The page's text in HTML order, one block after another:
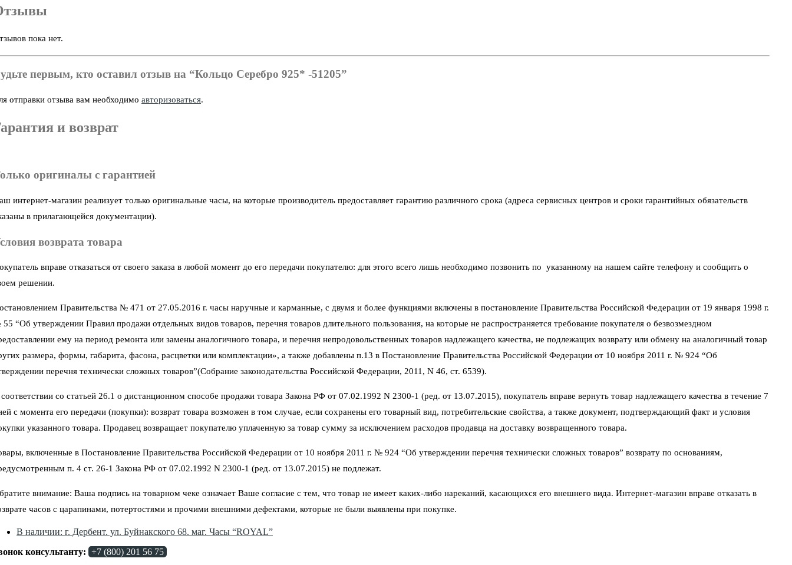
пока нет.
первым, кто оставил отзыв на “Кольцо Серебро 925* -51205”
отправки отзыва вам необходимо авторизоваться.
и возврат
оригиналы с гарантией
интернет-магазин реализует только оригинальные часы, на которые производитель предоставляет гарантию различного срока (адреса сервисных центров и сроки гарантийных обязательств
в прилагающейся документации).
возврата товара
вправе отказаться от своего заказа в любой момент до его передачи покупателю: для этого всего лишь необходимо позвонить по указанному на нашем сайте телефону и сообщить о
решении.
Правительства № 471 от 27.05.2016 г. часы наручные и карманные, с двумя и более функциями включены в постановление Правительства Российской Федерации от 19 января 1998 г.
“Об утверждении Правил продажи отдельных видов товаров, перечня товаров длительного пользования, на которые не распространяется требование покупателя о безвозмездном
ему на период ремонта или замены аналогичного товара, и перечня непродовольственных товаров надлежащего качества, не подлежащих возврату или обмену на аналогичный товар
размера, формы, габарита, фасона, расцветки или комплектации», а также добавлены п.13 в Постановление Правительства Российской Федерации от 10 ноября 2011 г. № 924 “Об
перечня технически сложных товаров”(Собрание законодательства Российской Федерации, 2011, N 46, ст. 6539).
со статьей 26.1 о дистанционном способе продажи товара Закона РФ от 07.02.1992 N 2300-1 (ред. от 13.07.2015), покупатель вправе вернуть товар надлежащего качества в течение 7
с момента его передачи (покупки): возврат товара возможен в том случае, если сохранены его товарный вид, потребительские свойства, а также документ, подтверждающий факт и условия
указанного товара. Продавец возвращает покупателю уплаченную за товар сумму за исключением расходов продавца на доставку возвращенного товара.
включенные в Постановление Правительства Российской Федерации от 10 ноября 2011 г. № 924 “Об утверждении перечня технически сложных товаров” возврату по основаниям,
п. 4 ст. 26-1 Закона РФ от 07.02.1992 N 2300-1 (ред. от 13.07.2015) не подлежат.
внимание: Ваша подпись на товарном чеке означает Ваше согласие с тем, что товар не имеет каких-либо нареканий, касающихся его внешнего вида. Интернет-магазин вправе отказать в
часов с царапинами, потертостями и прочими внешними дефектами, которые не были выявлены при покупке.
В наличии: г. Дербент. ул. Буйнакского 68. маг. Часы “ROYAL”
консультанту: +7 (800) 201 56 75